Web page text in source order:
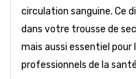
circulation sanguine. Ce
dans votre trousse de
mais aussi essentiel
professionnels de la